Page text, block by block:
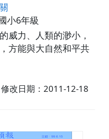
小6年級
威力、人類的渺小，
方能與大自然和平共
修改日期：2011-12-18